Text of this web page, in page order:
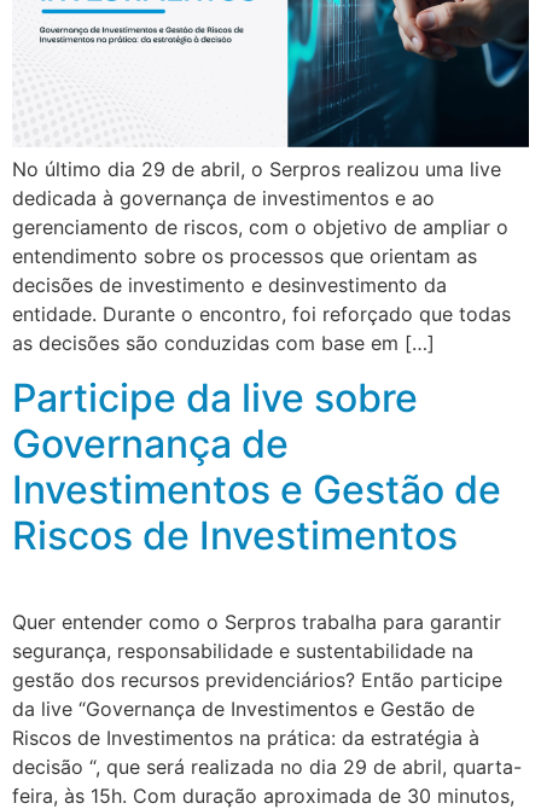
No último dia 29 de abril, o Serpros realizou uma live
dedicada à governança de investimentos e ao
gerenciamento de riscos, com o objetivo de ampliar o
entendimento sobre os processos que orientam as
decisões de investimento e desinvestimento da
entidade. Durante o encontro, foi reforçado que todas
as decisões são conduzidas com base em […]
Participe da live sobre
Governança de
Investimentos e Gestão de
Riscos de Investimentos
Quer entender como o Serpros trabalha para garantir
segurança, responsabilidade e sustentabilidade na
gestão dos recursos previdenciários? Então participe
da live “Governança de Investimentos e Gestão de
Riscos de Investimentos na prática: da estratégia à
decisão “, que será realizada no dia 29 de abril, quarta-
feira, às 15h. Com duração aproximada de 30 minutos,